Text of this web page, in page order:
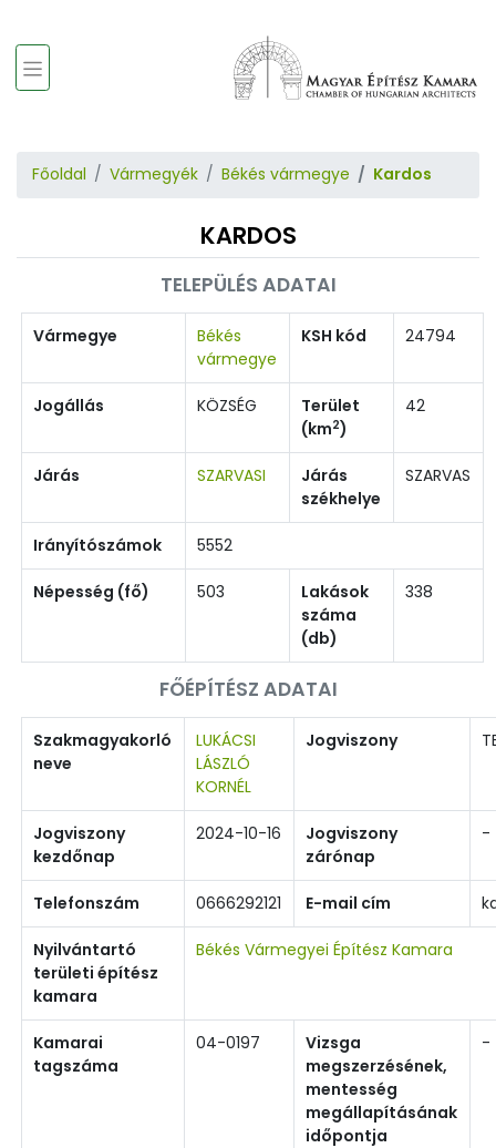
Főoldal Vármegyék Békés vármegye Kardos
KARDOS
TELEPÜLÉS ADATAI
Vármegye
Békés
vármegye
KSH kód 24794
Jogállás KÖZSÉG
Terület
(km2)
42
Járás SZARVASI
Járás
székhelye
SZARVAS
Irányítószámok 5552
Népesség (fő) 503
Lakások
száma
(db)
338
FŐÉPÍTÉSZ ADATAI
Szakmagyakorló
neve
LUKÁCSI
LÁSZLÓ
KORNÉL
Jogviszony
Jogviszony
kezdőnap
2024-10-16
Jogviszony
zárónap
-
Telefonszám 0666292121 E-mail cím
Nyilvántartó
területi építész
kamara
Békés Vármegyei Építész Kamara
Kamarai
tagszáma
04-0197
Vizsga
megszerzésének,
mentesség
megállapításának
időpontja
-